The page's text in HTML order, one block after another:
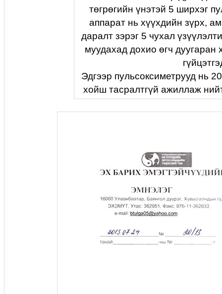
төгрөгийн үнэтэй 5 ширхэг
аппарат нь хүүхдийн зүрх,
даралт зэрэг 5 чухал
муудахад дохио өгч дуугаран
Эдгээр пульсоксиметрууд нь
хойш тасралтгүй ажиллаж